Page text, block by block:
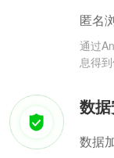
匿名
通过
息得到
数
数据